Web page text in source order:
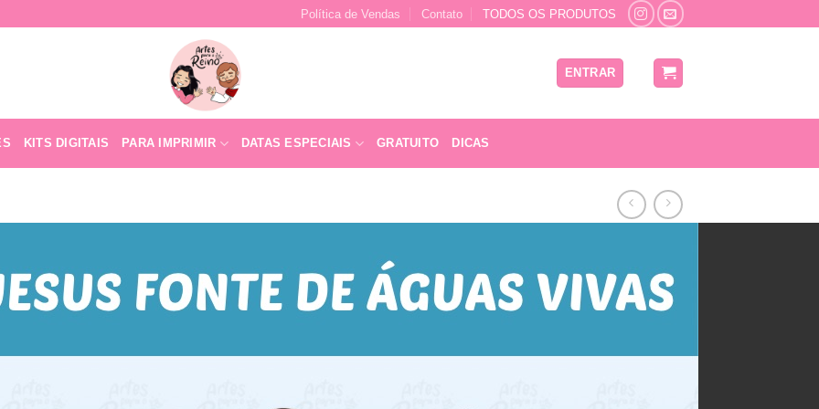
Política de Vendas Contato TODOS OS PRODUTOS
ENTRAR
KITS DIGITAIS PARA IMPRIMIR DATAS ESPECIAIS GRATUITO DICAS